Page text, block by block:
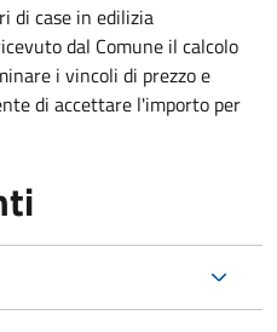
di case in edilizia
dal Comune il calcolo
i vincoli di prezzo e
di accettare l'importo per